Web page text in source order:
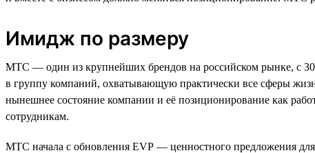
Имидж по размеру
МТС — один из крупнейших брендов на российском рынке, с 30-
в группу компаний, охватывающую практически все сферы
нынешнее состояние компании и её позиционирование как
сотрудникам.
МТС начала с обновления EVP — ценностного предложения